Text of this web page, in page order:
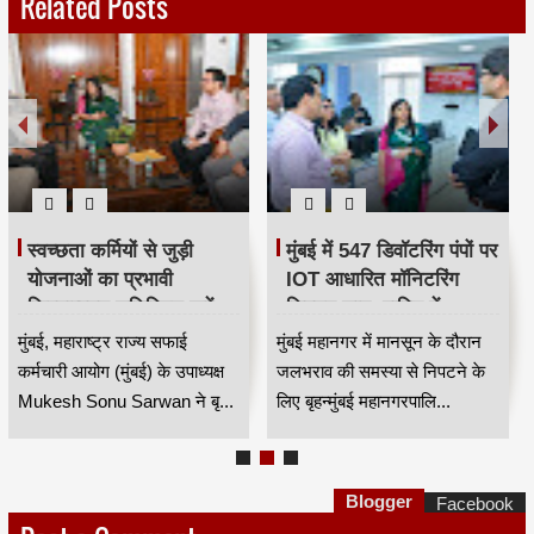
स्वच्छता कर्मियों से जुड़ी
योजनाओं का प्रभावी
क्रियान्वयन सुनिश्चित करें —
महाराष्ट्र राज्य सफाई
कर्मचारी आयोग के उपाध्यक्ष
मुकेश सोनू सरवान HKA
मुंबई, महाराष्ट्र राज्य सफाई
कर्मचारी आयोग (मुंबई) के उपाध्यक्ष
Mukesh Sonu Sarwan ने बृ...
मुंबई में 547 डिवॉटरिंग पंपों पर
IOT आधारित मॉनिटरिंग
सिस्टम लागू, बारिश में
जलभराव नियंत्रण होगा
अधिक प्रभावी
मुंबई महानगर में मानसून के दौरान
जलभराव की समस्या से निपटने के
लिए बृहन्मुंबई महानगरपालि...
Blogger Facebook